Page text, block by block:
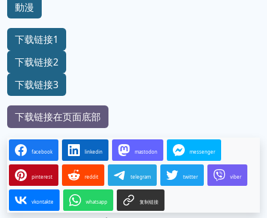
動漫
下载链接1
下载链接2
下载链接3
下载链接在页面底部
facebook linkedin mastodon messenger
pinterest reddit telegram twitter viber
vkontakte whatsapp 复制链接